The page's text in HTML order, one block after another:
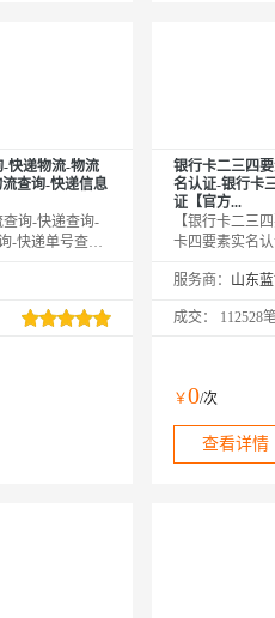
-快递物流-物流
查询-快递信息
询-快递查询-
-快递单号查询-
快递单号和快
的物流跟踪服
银行卡二三四
名认证-银行卡
证【官方...
【银行卡二三
卡四要素实名
证号是否一致
行】，并且返
行级别安全、
服务商：
成交： 112528
￥0/次
查看详情